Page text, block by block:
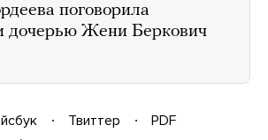
поговорила
дочерью Жени Беркович
Твиттер
PDF